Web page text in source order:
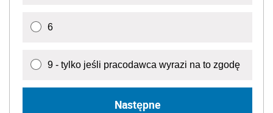
6
9 - tylko jeśli pracodawca wyrazi na to zgodę
Następne